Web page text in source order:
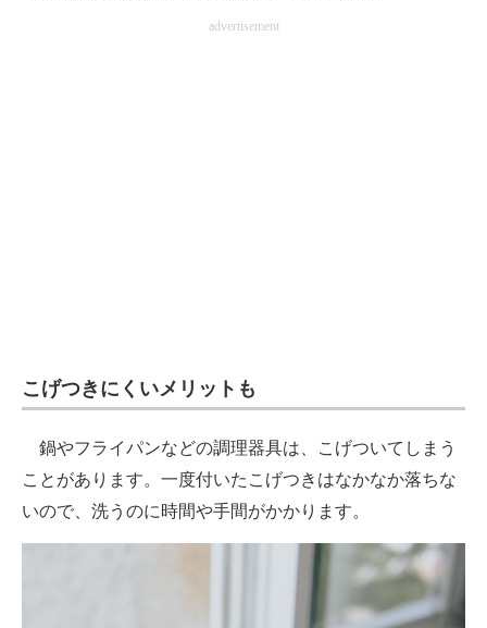
advertisement
こげつきにくいメリットも
鍋やフライパンなどの調理器具は、こげついてしまう
ことがあります。一度付いたこげつきはなかなか落ちな
いので、洗うのに時間や手間がかかります。